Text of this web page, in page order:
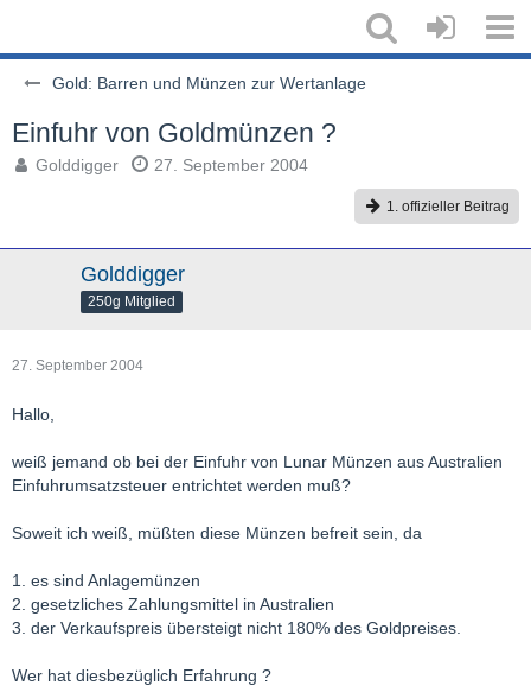
Gold: Barren und Münzen zur Wertanlage
Einfuhr von Goldmünzen ?
Golddigger 27. September 2004
1. offizieller Beitrag
Golddigger
250g Mitglied
27. September 2004
Hallo,
weiß jemand ob bei der Einfuhr von Lunar Münzen aus Australien
Einfuhrumsatzsteuer entrichtet werden muß?
Soweit ich weiß, müßten diese Münzen befreit sein, da
1. es sind Anlagemünzen
2. gesetzliches Zahlungsmittel in Australien
3. der Verkaufspreis übersteigt nicht 180% des Goldpreises.
Wer hat diesbezüglich Erfahrung ?